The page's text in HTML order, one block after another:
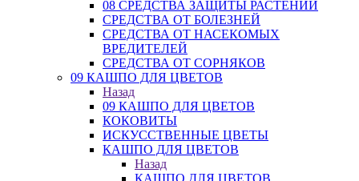
08 СРЕДСТВА ЗАЩИТЫ РАСТЕНИЙ
СРЕДСТВА ОТ БОЛЕЗНЕЙ
СРЕДСТВА ОТ НАСЕКОМЫХ
ВРЕДИТЕЛЕЙ
СРЕДСТВА ОТ СОРНЯКОВ
09 КАШПО ДЛЯ ЦВЕТОВ
Назад
09 КАШПО ДЛЯ ЦВЕТОВ
КОКОВИТЫ
ИСКУССТВЕННЫЕ ЦВЕТЫ
КАШПО ДЛЯ ЦВЕТОВ
Назад
КАШПО ДЛЯ ЦВЕТОВ